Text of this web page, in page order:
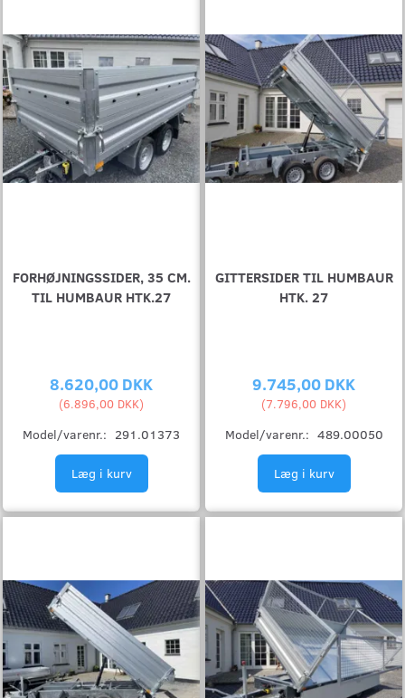
FORHØJNINGSSIDER, 35 CM.
TIL HUMBAUR HTK.27
8.620,00 DKK
(6.896,00 DKK)
Model/varenr.: 291.01373
Læg i kurv
GITTERSIDER TIL HUMBAUR
HTK. 27
9.745,00 DKK
(7.796,00 DKK)
Model/varenr.: 489.00050
Læg i kurv